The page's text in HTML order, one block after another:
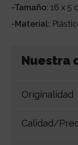
-Tamaño: 16 x 5
-Material:
Nuestra
Originalidad
Calidad/